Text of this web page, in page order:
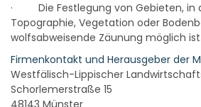
· Die Festlegung von Gebieten, in
Topographie, Vegetation oder
wolfsabweisende Zäunung möglich ist.
Firmenkontakt und Herausgeber der
Westfälisch-Lippischer
Schorlemerstraße 15
48143 Münster